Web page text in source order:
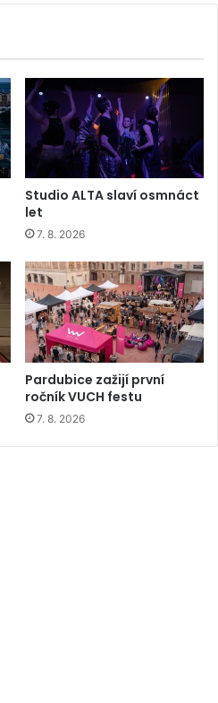
Studio ALTA slaví osmnáct
let
7. 8. 2026
Pardubice zažijí první
ročník VUCH festu
7. 8. 2026